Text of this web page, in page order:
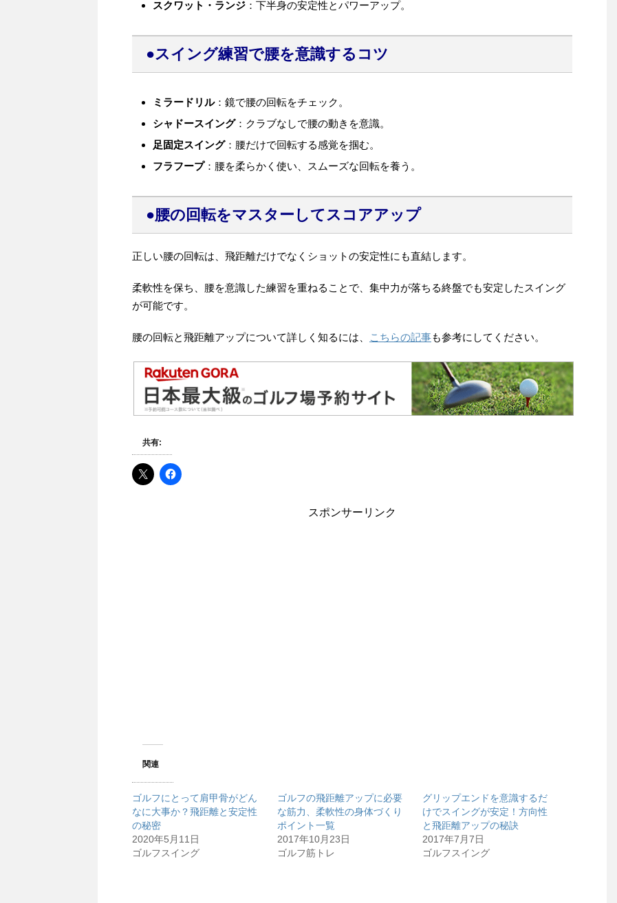
スクワット・ランジ ：下半身の安定性とパワーアップ。
●スイング練習で腰を意識するコツ
ミラードリル：鏡で腰の回転をチェック。
シャドースイング：クラブなしで腰の動きを意識。
足固定スイング：腰だけで回転する感覚を掴む。
フラフープ：腰を柔らかく使い、スムーズな回転を養う。
●腰の回転をマスターしてスコアアップ
正しい腰の回転は、飛距離だけでなくショットの安定性にも直結します。
柔軟性を保ち、腰を意識した練習を重ねることで、集中力が落ちる終盤でも安定したスイング
が可能です。
腰の回転と飛距離アップについて詳しく知るには、 こちらの記事も参考にしてください。
共有:
スポンサーリンク
関連
ゴルフにとって肩甲骨がどん
なに大事か？飛距離と安定性
の秘密
2020年5月11日
ゴルフスイング
ゴルフの飛距離アップに必要
な筋力、柔軟性の身体づくり
ポイント一覧
2017年10月23日
ゴルフ筋トレ
グリップエンドを意識するだ
けでスイングが安定！方向性
と飛距離アップの秘訣
2017年7月7日
ゴルフスイング